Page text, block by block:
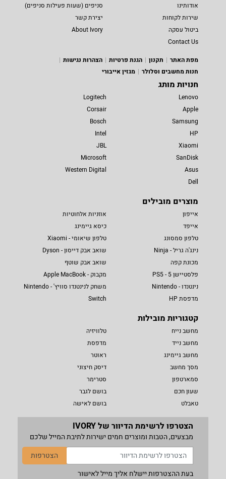
אודותינו
סניפים (שעות פעילות סניפים)
שירות לקוחות
יצירת קשר
ביטול עסקה
About Ivory
Contact Us
מפת האתר
תקנון הגנת פרטיות
הצהרות נגישות
חנות מחשבים וסלולר
מגזין אייבורי
חנויות מותג
Lenovo
Apple
Samsung
HP
Xiaomi
SanDisk
Asus
Dell
Logitech
Corsair
Bosch
Intel
JBL
Microsoft
Western Digital
מוצרים מובילים
אייפון
אייפד
טלפון סמסונג
נינג'ה גריל - Ninja
מכונת קפה
פלסטיישן 5 - PS5
נינטנדו - Nintendo
מדפסת HP
אוזניות אלחוטיות
כיסא גיימינג
טלפון שיאומי - Xiaomi
שואב אבק דייסון - Dyson
שואב אבק שוטף
מקבוק - Apple MacBook
משחק לנינטנדו סוויץ' - Nintendo
Switch
קטגוריות מובילות
מחשב נייח
מחשב נייד
מחשב גיימינג
מסך מחשב
סמארטפון
שעון חכם
טאבלט
טלוויזיה
מדפסת
ראוטר
דיסק חיצוני
סטרימר
בושם לגבר
בושם לאישה
הצטרפו לרשימת הדיוור של IVORY
מבצעים, הטבות ומוצרים חמים ישירות לתיבת המייל שלכם
הצטרפות
בעת ההצטרפות יישלח אליך מייל לאישור